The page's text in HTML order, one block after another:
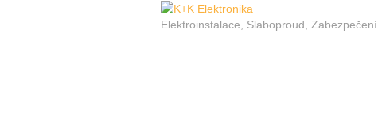
Elektroinstalace, Slaboproud, Zabezpečení